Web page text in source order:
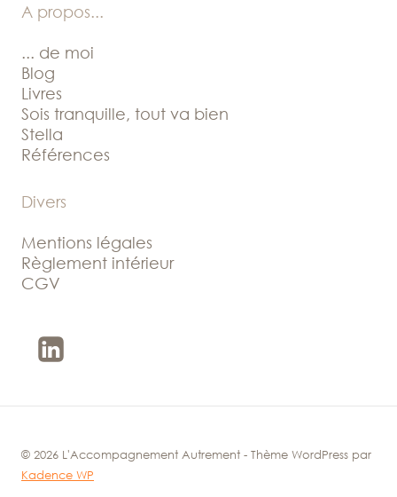
A propos...
... de moi
Blog
Livres
Sois tranquille, tout va bien
Stella
Références
Divers
Mentions légales
Règlement intérieur
CGV
© 2026 L'Accompagnement Autrement - Thème WordPress par
Kadence WP